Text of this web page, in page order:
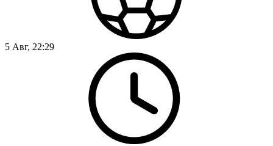
5 Авг, 22:29